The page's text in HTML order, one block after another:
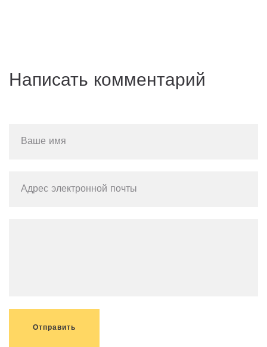
Написать комментарий
Отправить